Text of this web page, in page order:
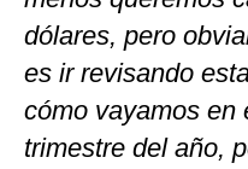
dólares, pero
es ir revisando
cómo vayamos en
trimestre del año,